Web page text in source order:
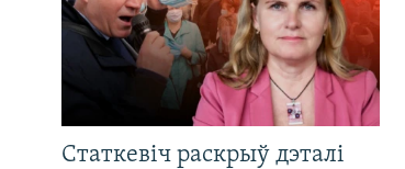
Статкевіч раскрыў дэталі